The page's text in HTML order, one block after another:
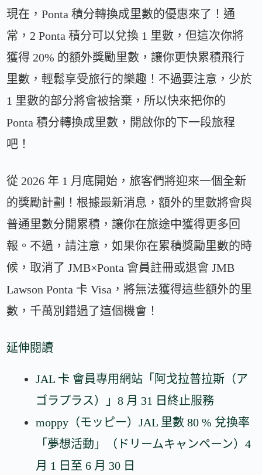
現在，Ponta 積分轉換成里數的優惠來了！通
常，2 Ponta 積分可以兌換 1 里數，但這次你將
獲得 20% 的額外獎勵里數，讓你更快累積飛行
里數，輕鬆享受旅行的樂趣！不過要注意，少於
1 里數的部分將會被捨棄，所以快來把你的
Ponta 積分轉換成里數，開啟你的下一段旅程
吧！
從 2026 年 1 月底開始，旅客們將迎來一個全新
的獎勵計劃！根據最新消息，額外的里數將會與
普通里數分開累積，讓你在旅途中獲得更多回
報。不過，請注意，如果你在累積獎勵里數的時
候，取消了 JMB×Ponta 會員註冊或退會 JMB
Lawson Ponta 卡 Visa，將無法獲得這些額外的里
數，千萬別錯過了這個機會！
延伸閱讀
JAL 卡 會員專用網站「阿戈拉普拉斯（ア
ゴラプラス）」8 月 31 日終止服務
moppy（モッピー）JAL 里數 80 % 兌換率
「夢想活動」（ドリームキャンペーン）4
月 1 日至 6 月 30 日